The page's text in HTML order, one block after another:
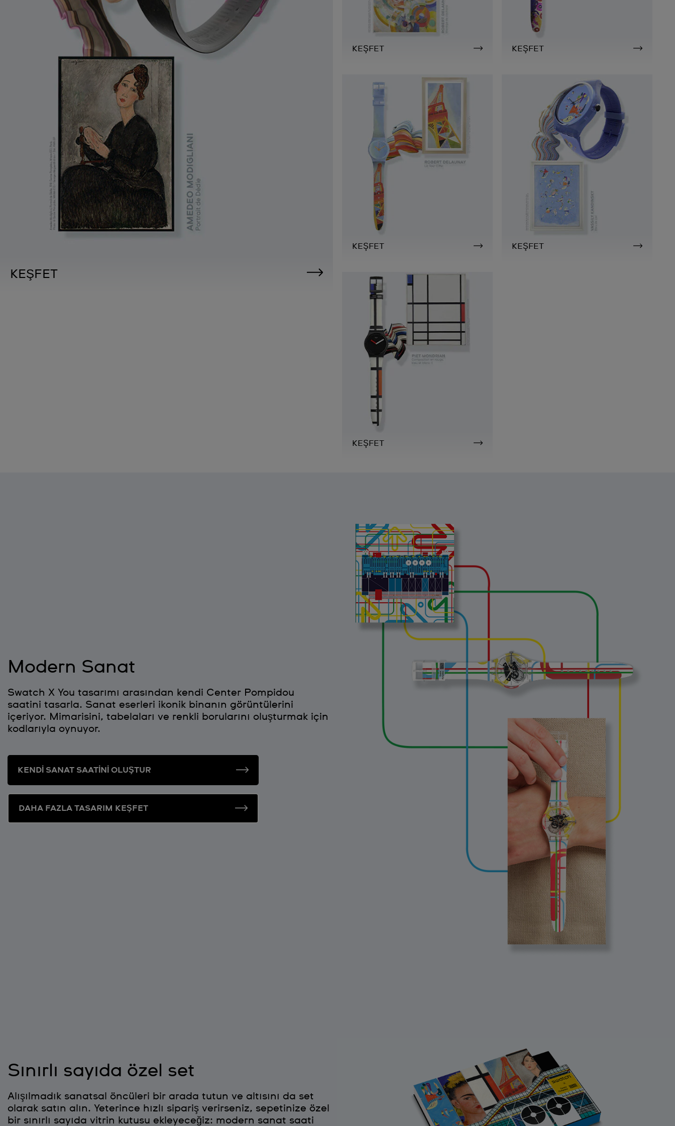
KEŞFET
KEŞFET
KEŞFET
KEŞFET
KEŞFET
KEŞFET
Modern Sanat
Swatch X You tasarımı arasından kendi Center Pompidou
saatini tasarla. Sanat eserleri ikonik binanın görüntülerini
içeriyor. Mimarisini, tabelaları ve renkli borularını oluşturmak için
kodlarıyla oynuyor.
KENDİ SANAT SAATİNİ OLUŞTUR
DAHA FAZLA TASARIM KEŞFET
Sınırlı sayıda özel set
Alışılmadık sanatsal öncüleri bir arada tutun ve altısını da set
olarak satın alın. Yeterince hızlı sipariş verirseniz, sepetinize özel
bir sınırlı sayıda vitrin kutusu ekleyeceğiz: modern sanat saati